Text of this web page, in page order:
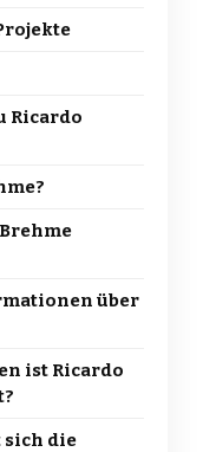
Ricardo
über
ist Ricardo
sich die